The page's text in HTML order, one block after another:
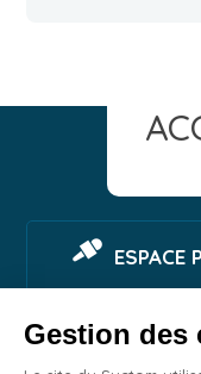
Gestion des
ESPACE